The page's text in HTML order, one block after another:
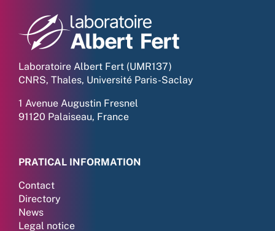
Laboratoire Albert Fert (UMR137)
CNRS, Thales, Université Paris-Saclay
1 Avenue Augustin Fresnel
91120 Palaiseau, France
PRATICAL INFORMATION
Contact
Directory
News
Legal notice